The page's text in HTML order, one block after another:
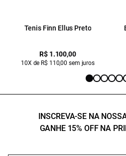
Tenis Finn Ellus Preto
R$ 1.100,00
10X de R$ 110,00 sem juros
INSCREVA-SE NA
GANHE 15% OFF NA